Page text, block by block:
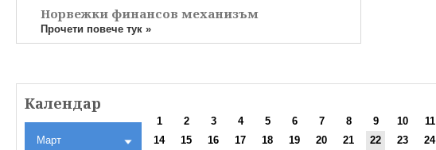
Норвежки финансов механизъм
Прочети повече тук »
Календар
Март
1 2 3 4 5 6 7 8 9 10 11
14
15 16 17 18 19 20 21 22 23 24